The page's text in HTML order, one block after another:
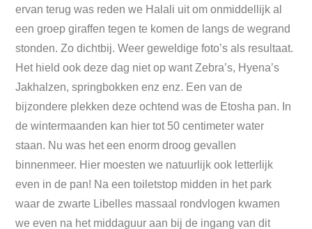
ervan terug was reden we Halali uit om onmiddellijk al
een groep giraffen tegen te komen de langs de wegrand
stonden. Zo dichtbij. Weer geweldige foto’s als resultaat.
Het hield ook deze dag niet op want Zebra’s, Hyena’s
Jakhalzen, springbokken enz enz. Een van de
bijzondere plekken deze ochtend was de Etosha pan. In
de wintermaanden kan hier tot 50 centimeter water
staan. Nu was het een enorm droog gevallen
binnenmeer. Hier moesten we natuurlijk ook letterlijk
even in de pan! Na een toiletstop midden in het park
waar de zwarte Libelles massaal rondvlogen kwamen
we even na het middaguur aan bij de ingang van dit